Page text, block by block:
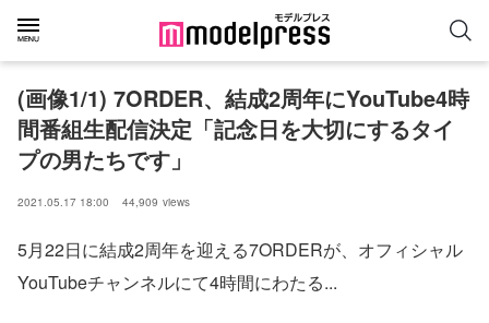
(画像1/1) 7ORDER、結成2周年にYouTube4時
間番組生配信決定「記念日を大切にするタイ
プの男たちです」
2021.05.17 18:00 44,909 views
5月22日に結成2周年を迎える7ORDERが、オフィシャル
YouTubeチャンネルにて4時間にわたる...